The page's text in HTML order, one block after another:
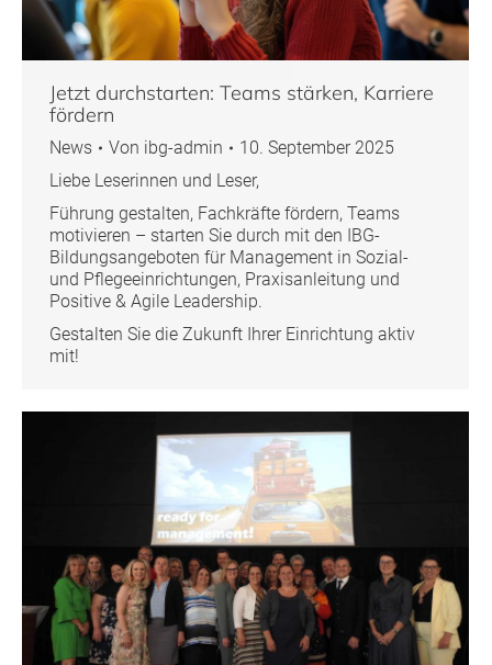
Jetzt durchstarten: Teams stärken, Karriere
fördern
News Von ibg-admin
10. September 2025
Liebe Leserinnen und Leser,
Führung gestalten, Fachkräfte fördern, Teams
motivieren – starten Sie durch mit den IBG-
Bildungsangeboten für Management in Sozial-
und Pflegeeinrichtungen, Praxisanleitung und
Positive & Agile Leadership.
Gestalten Sie die Zukunft Ihrer Einrichtung aktiv
mit!